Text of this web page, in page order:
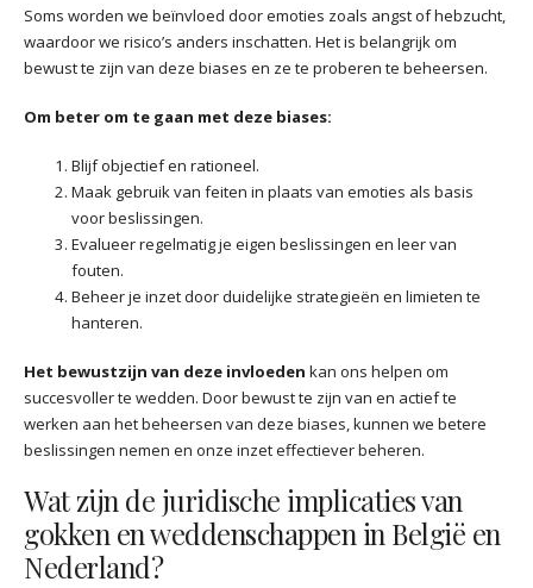
Soms worden we beïnvloed door emoties zoals angst of hebzucht,
waardoor we risico’s anders inschatten. Het is belangrijk om
bewust te zijn van deze biases en ze te proberen te beheersen.
Om beter om te gaan met deze biases:
Blijf objectief en rationeel.
Maak gebruik van feiten in plaats van emoties als basis
voor beslissingen.
Evalueer regelmatig je eigen beslissingen en leer van
fouten.
Beheer je inzet door duidelijke strategieën en limieten te
hanteren.
Het bewustzijn van deze invloeden kan ons helpen om
succesvoller te wedden. Door bewust te zijn van en actief te
werken aan het beheersen van deze biases, kunnen we betere
beslissingen nemen en onze inzet effectiever beheren.
Wat zijn de juridische implicaties van
gokken en weddenschappen in België en
Nederland?